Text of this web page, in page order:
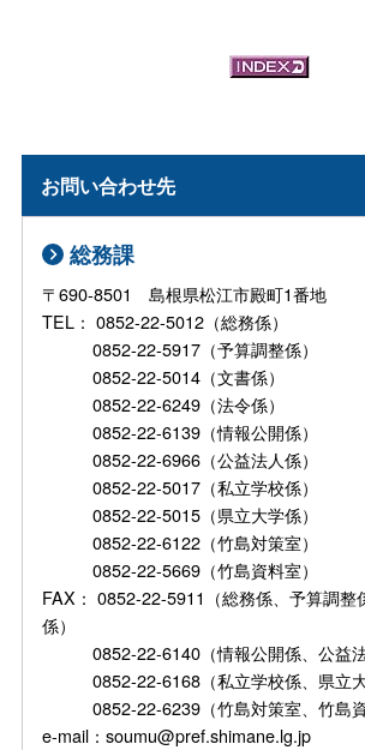
お問い合わせ先
総務課
〒690-8501 島根県松江市殿町1番地
TEL： 0852-22-5012（総務係）
0852-22-5917（予算調整係）
0852-22-5014（文書係）
0852-22-6249（法令係）
0852-22-6139（情報公開係）
0852-22-6966（公益法人係）
0852-22-5017（私立学校係）
0852-22-5015（県立大学係）
0852-22-6122（竹島対策室）
0852-22-5669（竹島資料室）
FAX： 0852-22-5911（総務係、予算調整
係）
0852-22-6140（情報公開係、公益法
0852-22-6168（私立学校係、県立大
0852-22-6239（竹島対策室、竹島資
e-mail：soumu@pref.shimane.lg.jp